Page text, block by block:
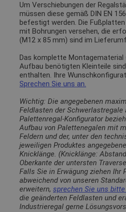
Um Verschiebungen der
müssen diese gemäß DIN EN
befestigt werden. Die
mit Bohrungen versehen, die
(M12 x 85 mm) sind im
Das komplette Montagematerial
Aufbau benötigten Kleinteile
enthalten. Ihre
Sprechen Sie uns an.
Wichtig: Die angegebenen
Feldlasten der Schwerlastregale
Palettenregal-Konfigurator
Aufbau von Palettenegalen mit
Feldern und der, unter den
jeweiligen Produktes
Knicklänge. (Knicklänge:
Oberkante der untersten
Falls Sie in Erwägung ziehen Ihr
abweichend von unseren
erweitern, sprechen Sie uns bitte
die geänderten Feldlasten und
Industrieregal gerne